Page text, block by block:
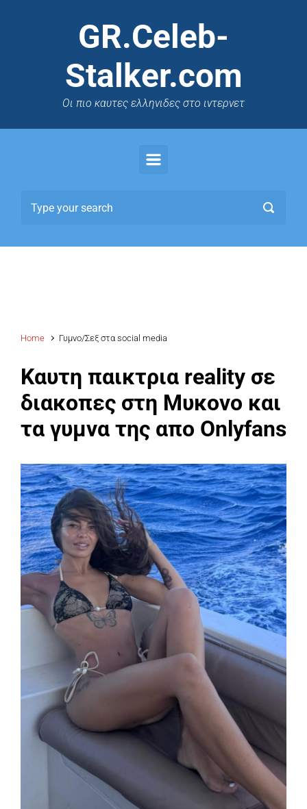
GR.Celeb-
Stalker.com
Oι πιο καυτες ελληνιδες στο ιντερνετ
Home Γυμνο/Σεξ στα social media
Καυτη παικτρια reality σε
διακοπες στη Μυκονο και
τα γυμνα της απο Onlyfans